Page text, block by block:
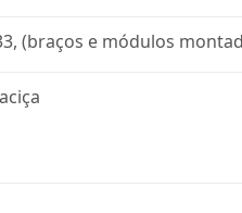
(braços e módulos